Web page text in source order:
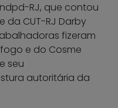
RJ, que contou
da CUT-RJ Darby
fizeram
e do Cosme
seu
autoritária da